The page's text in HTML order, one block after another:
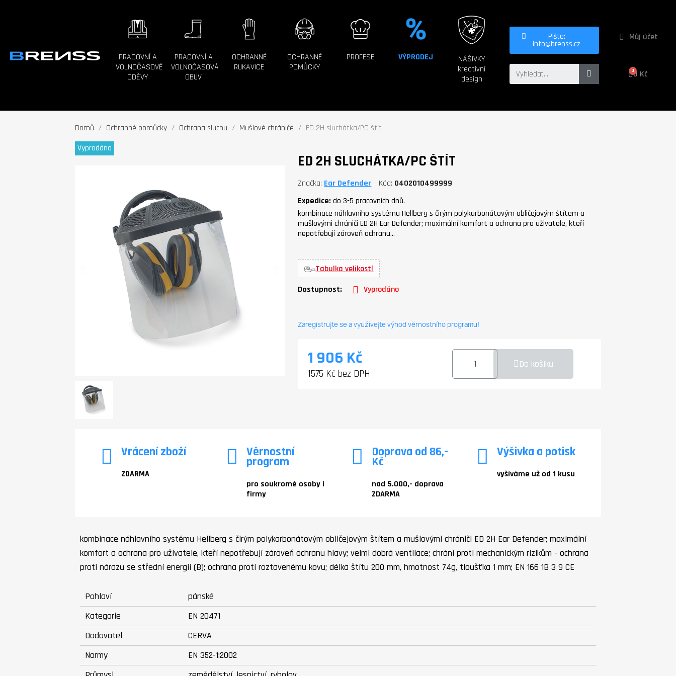
PRACOVNÍ A
VOLNOČASOVÉ
ODĚVY
PRACOVNÍ A
VOLNOČASOVÁ
OBUV
OCHRANNÉ
RUKAVICE
OCHRANNÉ
POMŮCKY
PROFESE VÝPRODEJ
NÁŠIVKY
kreativní
design
Pište:
info@brenss.cz
Můj účet
0 Kč
Domů Ochranné pomůcky Ochrana sluchu Mušlové chrániče
ED 2H sluchátka/PC štít
Vyprodáno
ED 2H SLUCHÁTKA/PC ŠTÍT
Značka Ear Defender Kód 0402010499999
Expedice:do 3-5 pracovních dnů.
kombinace náhlavního systému Hellberg s čirým polykarbonátovým obličejovým štítem a
mušlovými chrániči ED 2H Ear Defender; maximální komfort a ochrana pro uživatele, kteří
nepotřebují zároveň ochranu…
Tabulka velikostí
Dostupnost:
Vyprodáno
Zaregistrujte se a využívejte výhod věrnostního programu!
1 906 Kč
1575 Kč bez DPH
Do košíku
Vrácení zboží
ZDARMA
Věrnostní
program
pro soukromé osoby i
firmy
Doprava od 86,-
Kč
nad 5.000,- doprava
ZDARMA
Výšivka a potisk
vyšíváme už od 1 kusu
kombinace náhlavního systému Hellberg s čirým polykarbonátovým obličejovým štítem a mušlovými chrániči ED 2H Ear Defender; maximální
komfort a ochrana pro uživatele, kteří nepotřebují zároveň ochranu hlavy; velmi dobrá ventilace; chrání proti mechanickým rizikům - ochrana
proti nárazu se střední energií (B); ochrana proti roztavenému kovu; délka štítu 200 mm, hmotnost 74g, tloušťka 1 mm; EN 166 1B 3 9 CE
Pohlaví
pánské
Kategorie
EN 20471
Dodavatel
CERVA
Normy
EN 352-1:2002